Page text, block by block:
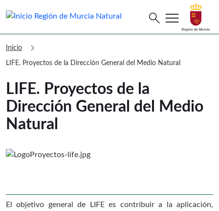
Murcia Natural LIFE. Proyectos de
Buscar
search menu
Inicio chevron_right
LIFE. Proyectos de la Dirección General del Medio Natural
LIFE. Proyectos de la
Dirección General del Medio
Natural
El objetivo general de LIFE es contribuir a la aplicación,